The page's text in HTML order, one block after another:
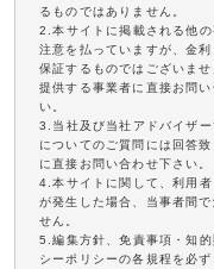
るものではありません。
2.本サイトに掲載される他
注意を払っていますが、金
保証するものではございま
提供する事業者に直接お問
い。
3.当社及び当社アドバイザ
についてのご質問には回答
に直接お問い合わせ下さい。
4.本サイトに関して、利用
が発生した場合、当事者間
せん。
5.編集方針、免責事項・知
シーポリシーの各規程を必